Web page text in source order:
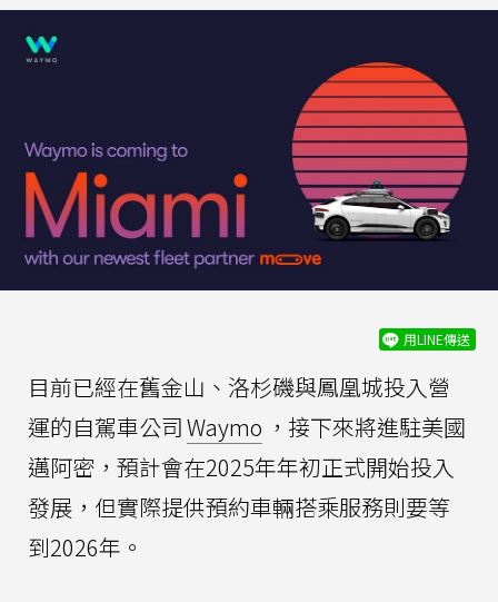
用LINE傳送
目前已經在舊金山、洛杉磯與鳳凰城投入營
運的自駕車公司Waymo ，接下來將進駐美國
邁阿密，預計會在2025年年初正式開始投入
發展，但實際提供預約車輛搭乘服務則要等
到2026年。